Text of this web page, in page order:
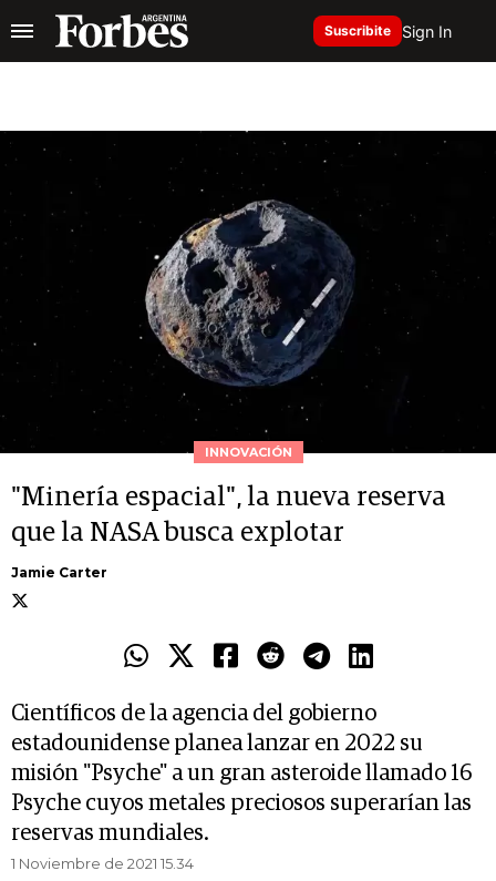
Suscribite Sign In
INNOVACIÓN
"Minería espacial", la nueva reserva
que la NASA busca explotar
Jamie Carter
Científicos de la agencia del gobierno
estadounidense planea lanzar en 2022 su
misión "Psyche" a un gran asteroide llamado 16
Psyche cuyos metales preciosos superarían las
reservas mundiales.
1 Noviembre de 2021 15.34